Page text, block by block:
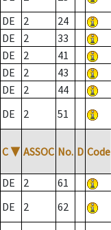
DE
2 24
DE
2 33
DE
2 41
DE
2 43
DE
2 44
DE
2 51
C ▼ ASSOC No. D Code
DE 2 61
DE
2 62